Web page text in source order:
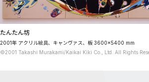
たんたん坊
2001年 アクリル絵具、キャンヴァス、板 3600×5400 mm
©2001 Takashi Murakami/Kaikai Kiki Co., Ltd. All Rights